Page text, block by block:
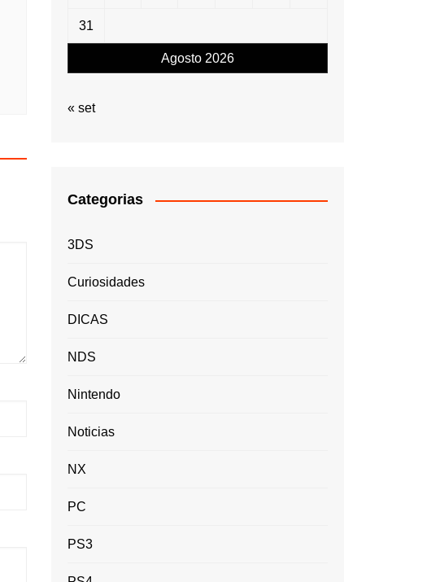
Agosto 2026
31
« set
Categorias
3DS
Curiosidades
DICAS
NDS
Nintendo
Noticias
NX
PC
PS3